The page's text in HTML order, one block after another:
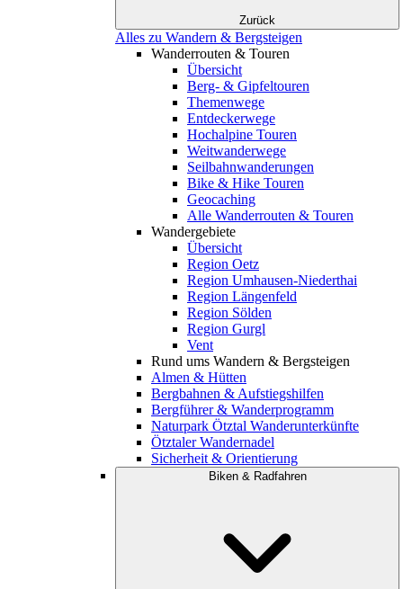
Zurück
Alles zu Wandern & Bergsteigen
Wanderrouten & Touren
Übersicht
Berg- & Gipfeltouren
Themenwege
Entdeckerwege
Hochalpine Touren
Weitwanderwege
Seilbahnwanderungen
Bike & Hike Touren
Geocaching
Alle Wanderrouten & Touren
Wandergebiete
Übersicht
Region Oetz
Region Umhausen-Niederthai
Region Längenfeld
Region Sölden
Region Gurgl
Vent
Rund ums Wandern & Bergsteigen
Almen & Hütten
Bergbahnen & Aufstiegshilfen
Bergführer & Wanderprogramm
Naturpark Ötztal Wanderunterkünfte
Ötztaler Wandernadel
Sicherheit & Orientierung
Biken & Radfahren